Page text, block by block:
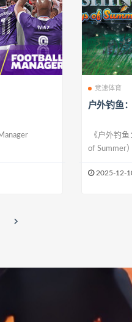
竞速体育
户外钓鱼
《户外钓鱼
of Summer
2025-12-